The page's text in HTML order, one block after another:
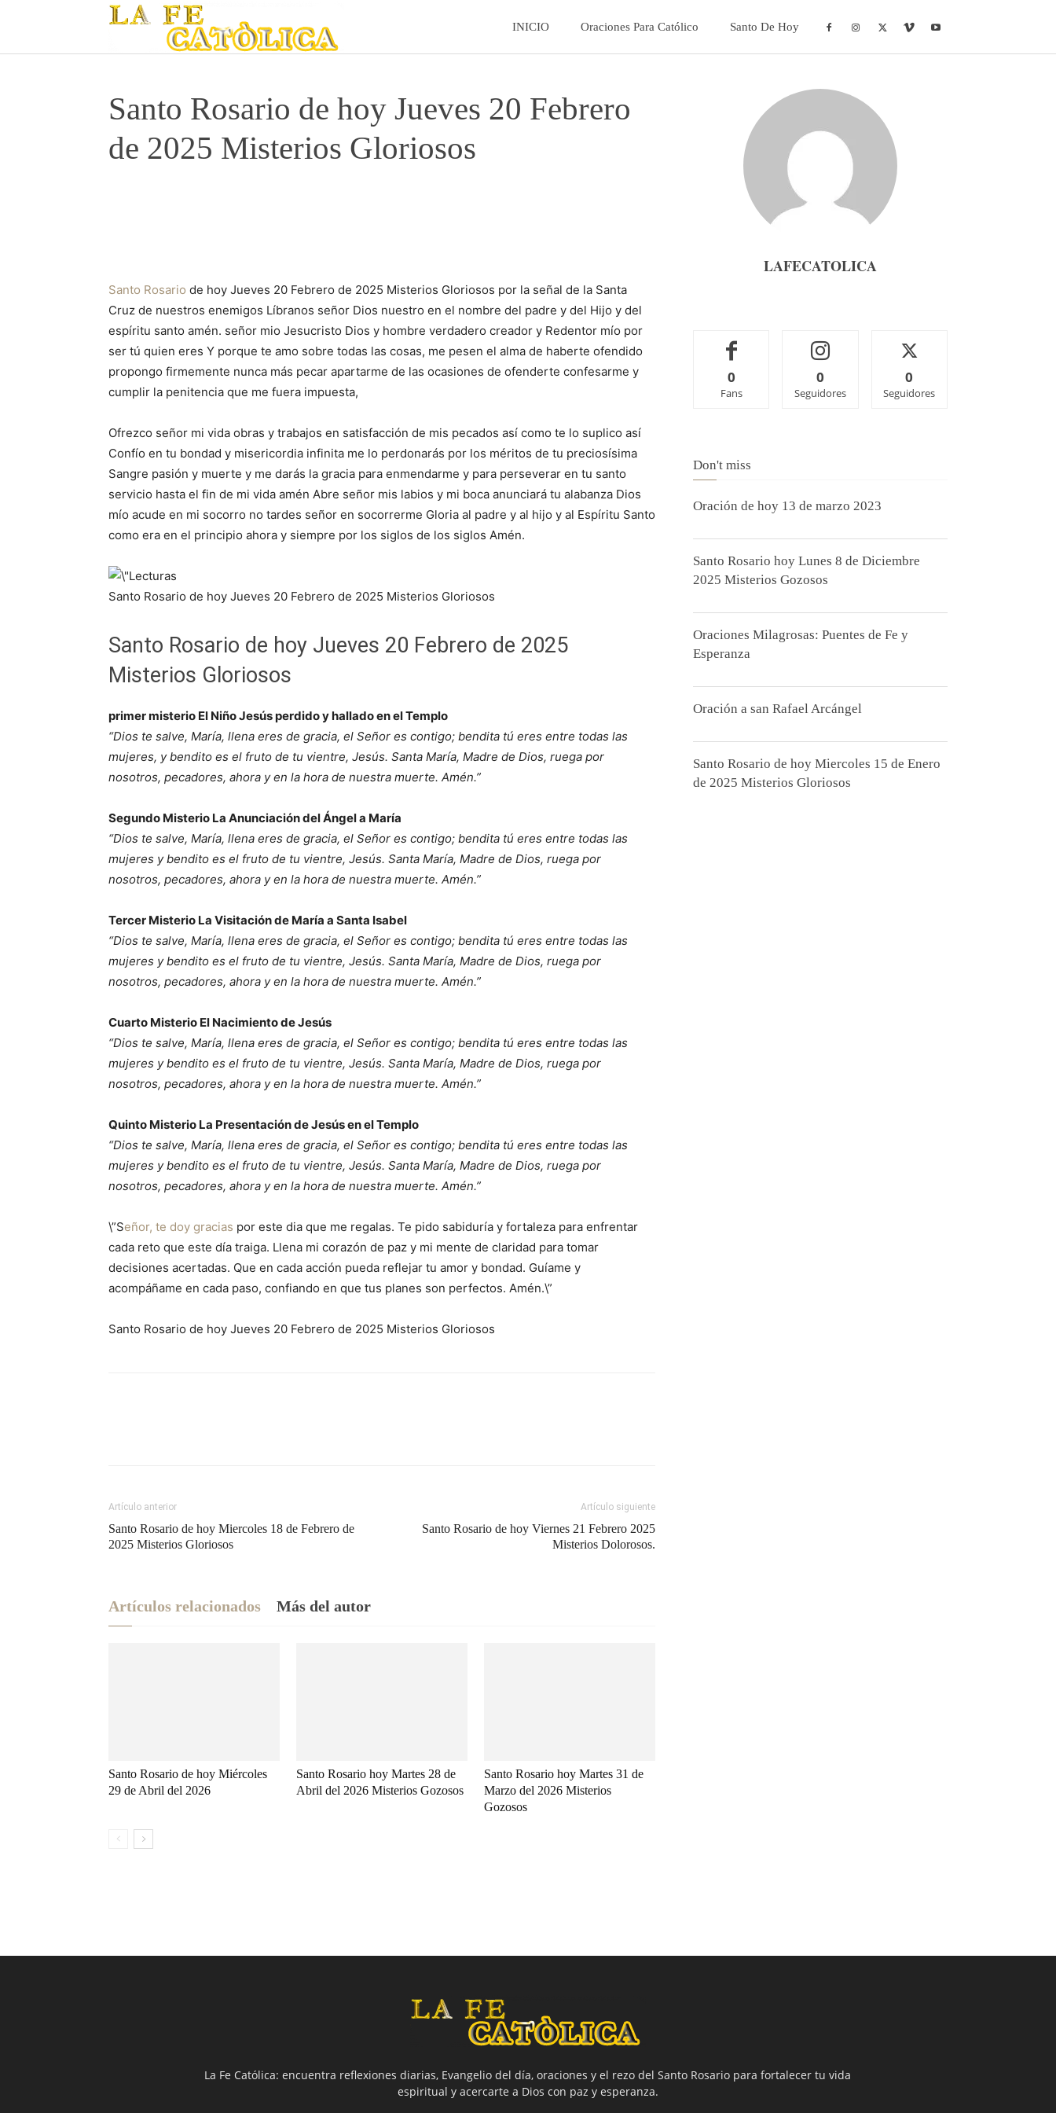
INICIO Oraciones Para Católico Santo De Hoy
Santo Rosario de hoy Jueves 20 Febrero
de 2025 Misterios Gloriosos
Santo Rosario de hoy Jueves 20 Febrero de 2025 Misterios Gloriosos por la señal de la Santa
Cruz de nuestros enemigos Líbranos señor Dios nuestro en el nombre del padre y del Hijo y del
espíritu santo amén. señor mio Jesucristo Dios y hombre verdadero creador y Redentor mío por
ser tú quien eres Y porque te amo sobre todas las cosas, me pesen el alma de haberte ofendido
propongo firmemente nunca más pecar apartarme de las ocasiones de ofenderte confesarme y
cumplir la penitencia que me fuera impuesta,
Ofrezco señor mi vida obras y trabajos en satisfacción de mis pecados así como te lo suplico así
Confío en tu bondad y misericordia infinita me lo perdonarás por los méritos de tu preciosísima
Sangre pasión y muerte y me darás la gracia para enmendarme y para perseverar en tu santo
servicio hasta el fin de mi vida amén Abre señor mis labios y mi boca anunciará tu alabanza Dios
mío acude en mi socorro no tardes señor en socorrerme Gloria al padre y al hijo y al Espíritu Santo
como era en el principio ahora y siempre por los siglos de los siglos Amén.
Santo Rosario de hoy Jueves 20 Febrero de 2025 Misterios Gloriosos
Santo Rosario de hoy Jueves 20 Febrero de 2025
Misterios Gloriosos
primer misterio El Niño Jesús perdido y hallado en el Templo
“Dios te salve, María, llena eres de gracia, el Señor es contigo; bendita tú eres entre todas las
mujeres, y bendito es el fruto de tu vientre, Jesús. Santa María, Madre de Dios, ruega por
nosotros, pecadores, ahora y en la hora de nuestra muerte. Amén.”
Segundo Misterio La Anunciación del Ángel a María
“Dios te salve, María, llena eres de gracia, el Señor es contigo; bendita tú eres entre todas las
mujeres y bendito es el fruto de tu vientre, Jesús. Santa María, Madre de Dios, ruega por
nosotros, pecadores, ahora y en la hora de nuestra muerte. Amén.”
Tercer Misterio La Visitación de María a Santa Isabel
“Dios te salve, María, llena eres de gracia, el Señor es contigo; bendita tú eres entre todas las
mujeres y bendito es el fruto de tu vientre, Jesús. Santa María, Madre de Dios, ruega por
nosotros, pecadores, ahora y en la hora de nuestra muerte. Amén.”
Cuarto Misterio El Nacimiento de Jesús
“Dios te salve, María, llena eres de gracia, el Señor es contigo; bendita tú eres entre todas las
mujeres y bendito es el fruto de tu vientre, Jesús. Santa María, Madre de Dios, ruega por
nosotros, pecadores, ahora y en la hora de nuestra muerte. Amén.”
Quinto Misterio La Presentación de Jesús en el Templo
“Dios te salve, María, llena eres de gracia, el Señor es contigo; bendita tú eres entre todas las
mujeres y bendito es el fruto de tu vientre, Jesús. Santa María, Madre de Dios, ruega por
nosotros, pecadores, ahora y en la hora de nuestra muerte. Amén.”
\”Señor, te doy gracias por este dia que me regalas. Te pido sabiduría y fortaleza para enfrentar
cada reto que este día traiga. Llena mi corazón de paz y mi mente de claridad para tomar
decisiones acertadas. Que en cada acción pueda reflejar tu amor y bondad. Guíame y
acompáñame en cada paso, confiando en que tus planes son perfectos. Amén.\”
Santo Rosario de hoy Jueves 20 Febrero de 2025 Misterios Gloriosos
Artículo anterior
Santo Rosario de hoy Miercoles 18 de Febrero de
2025 Misterios Gloriosos
Artículo siguiente
Santo Rosario de hoy Viernes 21 Febrero 2025
Misterios Dolorosos.
Artículos relacionados Más del autor
Santo Rosario de hoy Miércoles
29 de Abril del 2026
Santo Rosario hoy Martes 28 de
Abril del 2026 Misterios Gozosos
Santo Rosario hoy Martes 31 de
Marzo del 2026 Misterios
Gozosos
LAFECATOLICA
0
Fans
0
Seguidores
0
Seguidores
Don't miss
Oración de hoy 13 de marzo 2023
Santo Rosario hoy Lunes 8 de Diciembre
2025 Misterios Gozosos
Oraciones Milagrosas: Puentes de Fe y
Esperanza
Oración a san Rafael Arcángel
Santo Rosario de hoy Miercoles 15 de Enero
de 2025 Misterios Gloriosos
La Fe Católica: encuentra reflexiones diarias, Evangelio del día, oraciones y el rezo del Santo Rosario para fortalecer tu vida
espiritual y acercarte a Dios con paz y esperanza.